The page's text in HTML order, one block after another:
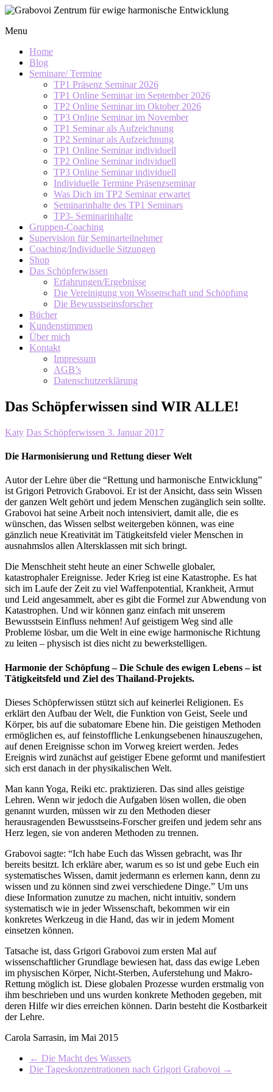
Skip
content
Zentrum
ewige
harmonische
Entwicklung
Menu
Home
Blog
Seminare/ Termine
TP1 Präsenz Seminar 2026
TP1 Online Seminar im September 2026
TP2 Online Seminar im Oktober 2026
TP3 Online Seminar im November
TP1 Seminar als Aufzeichnung
TP2 Seminar als Aufzeichnung
TP1 Online Seminar individuell
TP2 Online Seminar individuell
TP3 Online Seminar individuell
Individuelle Termine Präsenzseminar
Was Dich im TP2 Seminar erwartet
Seminarinhalte des TP1 Seminars
TP3- Seminarinhalte
Gruppen-Coaching
Supervision für Seminarteilnehmer
Coaching/Individuelle Sitzungen
Shop
Das Schöpferwissen
Erfahrungen/Ergebnisse
Die Vereinigung von Wissenschaft und Schöpfung
Die Bewusstseinsforscher
Bücher
Kundenstimmen
Über mich
Kontakt
Impressum
AGB’s
Datenschutzerklärung
Das Schöpferwissen sind WIR ALLE!
Katy Das Schöpferwissen 3. Januar 2017
Die Harmonisierung und Rettung dieser Welt
Autor der Lehre über die “Rettung und harmonische Entwicklung”
ist Grigori Petrovich Grabovoi. Er ist der Ansicht, dass sein Wissen
der ganzen Welt gehört und jedem Menschen zugänglich sein sollte.
Grabovoi hat seine Arbeit noch intensiviert, damit alle, die es
wünschen, das Wissen selbst weitergeben können, was eine
gänzlich neue Kreativität im Tätigkeitsfeld vieler Menschen in
ausnahmslos allen Altersklassen mit sich bringt.
Die Menschheit steht heute an einer Schwelle globaler,
katastrophaler Ereignisse. Jeder Krieg ist eine Katastrophe. Es hat
sich im Laufe der Zeit zu viel Waffenpotential, Krankheit, Armut
und Leid angesammelt, aber es gibt die Formel zur Abwendung von
Katastrophen. Und wir können ganz einfach mit unserem
Bewusstsein Einfluss nehmen! Auf geistigem Weg sind alle
Probleme lösbar, um die Welt in eine ewige harmonische Richtung
zu leiten – physisch ist dies nicht zu bewerkstelligen.
Harmonie der Schöpfung – Die Schule des ewigen Lebens – ist
Tätigkeitsfeld und Ziel des Thailand-Projekts.
Dieses Schöpferwissen stützt sich auf keinerlei Religionen. Es
erklärt den Aufbau der Welt, die Funktion von Geist, Seele und
Körper, bis auf die subatomare Ebene hin. Die geistigen Methoden
ermöglichen es, auf feinstoffliche Lenkungsebenen hinauszugehen,
auf denen Ereignisse schon im Vorweg kreiert werden. Jedes
Ereignis wird zunächst auf geistiger Ebene geformt und manifestiert
sich erst danach in der physikalischen Welt.
Man kann Yoga, Reiki etc. praktizieren. Das sind alles geistige
Lehren. Wenn wir jedoch die Aufgaben lösen wollen, die oben
genannt wurden, müssen wir zu den Methoden dieser
herausragenden Bewusstseins-Forscher greifen und jedem sehr ans
Herz legen, sie von anderen Methoden zu trennen.
Grabovoi sagte: “Ich habe Euch das Wissen gebracht, was Ihr
bereits besitzt. Ich erkläre aber, warum es so ist und gebe Euch ein
systematisches Wissen, damit jedermann es erlernen kann, denn zu
wissen und zu können sind zwei verschiedene Dinge.” Um uns
diese Information zunutze zu machen, nicht intuitiv, sondern
systematisch wie in jeder Wissenschaft, bekommen wir ein
konkretes Werkzeug in die Hand, das wir in jedem Moment
einsetzen können.
Tatsache ist, dass Grigori Grabovoi zum ersten Mal auf
wissenschaftlicher Grundlage bewiesen hat, dass das ewige Leben
im physischen Körper, Nicht-Sterben, Auferstehung und Makro-
Rettung möglich ist. Diese globalen Prozesse wurden erstmalig von
ihm beschrieben und uns wurden konkrete Methoden gegeben, mit
deren Hilfe wir dies erreichen können. Darin besteht die Kostbarkeit
der Lehre.
Carola Sarrasin, im Mai 2015
← Die Macht des Wassers
Die Tageskonzentrationen nach Grigori Grabovoi →